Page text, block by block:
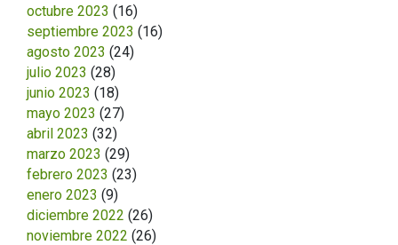
octubre 2023 (16)
septiembre 2023 (16)
agosto 2023 (24)
julio 2023 (28)
junio 2023 (18)
mayo 2023 (27)
abril 2023 (32)
marzo 2023 (29)
febrero 2023 (23)
enero 2023 (9)
diciembre 2022 (26)
noviembre 2022 (26)